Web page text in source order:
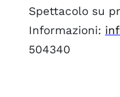
Spettacolo su
Informazioni:
504340